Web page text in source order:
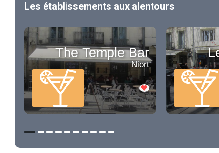
Les établissements aux alentours
The Temple Bar
Niort